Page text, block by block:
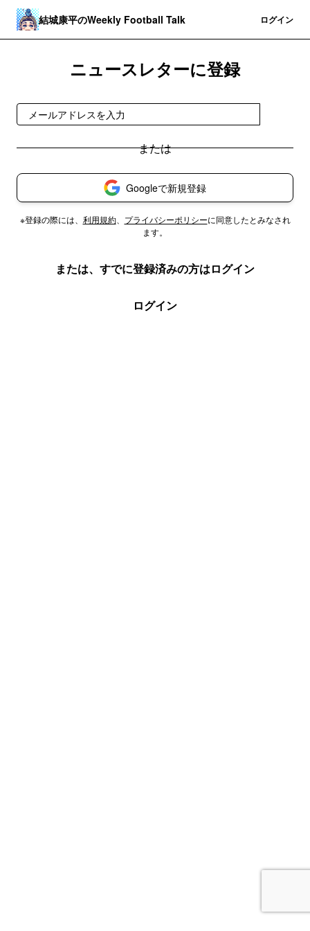
結城康平のWeekly Football Talk ログイン
ニュースレターに登録
Googleで新規登録
※登録の際には、 利用規約、 プライバシーポリシーに同意したとみなされ
ます。
または、すでに登録済みの方はログイン
ログイン